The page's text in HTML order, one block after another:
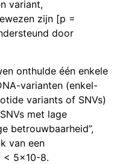
variant,
zijn [p =
door
onthulde één enkele
varianten (enkel-
variants of SNVs)
met lage
betrouwbaarheid”,
van een
< 5×10-8.